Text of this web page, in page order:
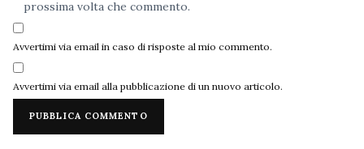
prossima volta che commento.
Avvertimi via email in caso di risposte al mio commento.
Avvertimi via email alla pubblicazione di un nuovo articolo.